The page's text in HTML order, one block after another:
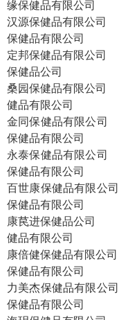
缘保健品有限公司
汉源保健品有限公司
保健品有限公司
定邦保健品有限公司
保健品公司
桑园保健品有限公司
健品有限公司
金同保健品有限公司
保健品有限公司
永泰保健品有限公司
保健品有限公司
百世康保健品有限公司
保健品有限公司
康苠进保健品公司
健品有限公司
康倍健保健品有限公司
保健品有限公司
力美杰保健品有限公司
保健品有限公司